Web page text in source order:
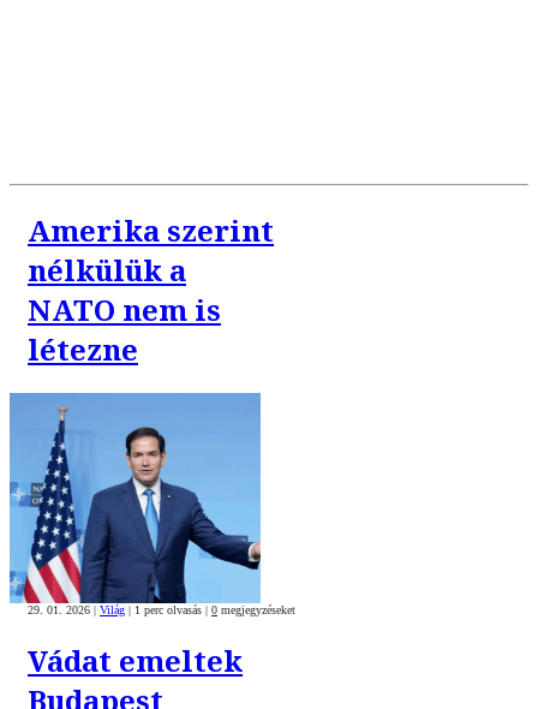
Amerika szerint
nélkülük a
NATO nem is
létezne
29. 01. 2026 | Világ | 1 perc olvasás | 0 megjegyzéseket
Vádat emeltek
Budapest